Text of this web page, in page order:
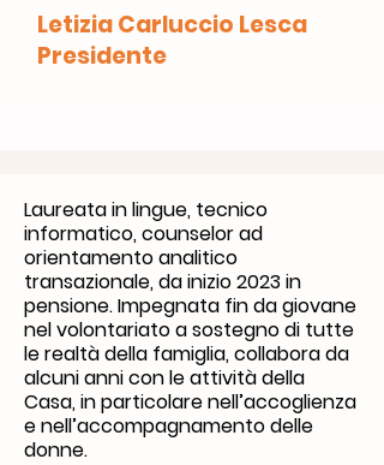
Letizia Carluccio Lesca
Presidente
Laureata in lingue, tecnico
informatico, counselor ad
orientamento analitico
transazionale, da inizio 2023 in
pensione. Impegnata fin da giovane
nel volontariato a sostegno di tutte
le realtà della famiglia, collabora da
alcuni anni con le attività della
Casa, in particolare nell’accoglienza
e nell’accompagnamento delle
donne.